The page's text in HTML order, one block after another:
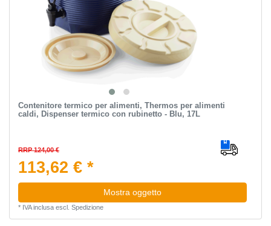
Contenitore termico per alimenti, Thermos per alimenti
caldi, Dispenser termico con rubinetto - Blu, 17L
RRP 124,00 €
113,62 € *
Mostra oggetto
* IVA inclusaescl. Spedizione